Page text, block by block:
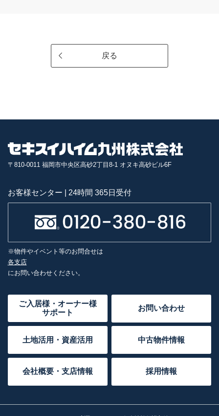
戻る
〒810-0011 福岡市中央区高砂2丁目8-1 オヌキ高砂ビル6F
お客様センター | 24時間 365日受付
※物件やイベント等のお問合せは
各支店
にお問い合わせください。
ご入居様・オーナー様
サポート
お問い合わせ
土地活用・資産活用 中古物件情報
会社概要・支店情報 採用情報